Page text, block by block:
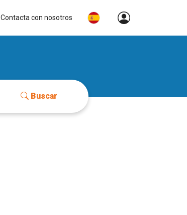
Contacta con nosotros
Buscar